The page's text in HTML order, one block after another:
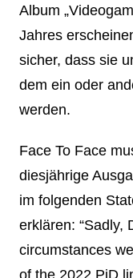
Album
Jahres
sicher, dass sie
dem ein oder
werden.
Face To Face
diesjährige
im folgenden
erklären: “Sadly,
circumstances
of the 2022 PiD